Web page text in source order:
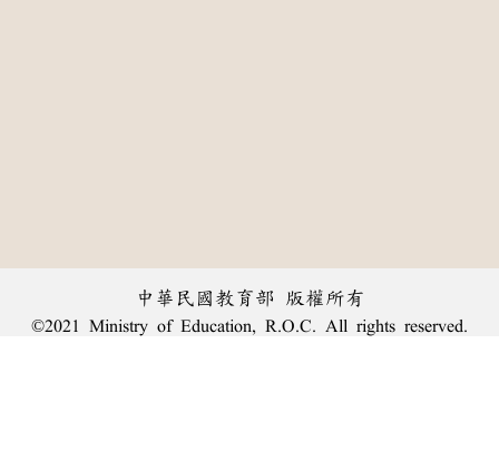
中華民國教育部 版權所有
©2021 Ministry of Education, R.O.C. All rights reserved.